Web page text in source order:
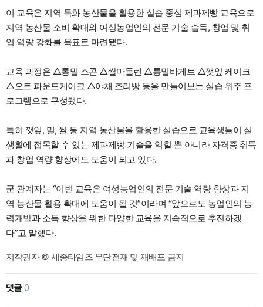
이 교육은 지역 특화 농산물을 활용한 실습 중심 제과제빵 교육으로
지역 농산물 소비 확대와 여성농업인의 전문 기술 습득, 창업 및 취
업 역량 강화를 목표로 마련됐다.
교육 과정은 △통밀 스콘 △쌀마들렌 △통밀바게트 △깻잎 케이크
△오트 파운드케이크 △야채 조리빵 등을 만들어보는 실습 위주 프
로그램으로 구성됐다.
특히 깻잎, 밀, 쌀 등 지역 농산물을 활용한 실습으로 교육생들이 실
생활에 접목할 수 있는 제과제빵 기술을 익힐 뿐 아니라 자격증 취득
과 창업 역량 향상에도 도움이 되고 있다.
군 관계자는 “이번 교육은 여성농업인의 전문 기술 역량 향상과 지
역 농산물 활용 확대에 도움이 될 것”이라며 “앞으로도 농업인의 능
력개발과 소득 향상을 위한 다양한 교육을 지속적으로 추진하겠
다”고 말했다.
저작권자 © 세종타임즈 무단전재 및 재배포 금지
댓글0